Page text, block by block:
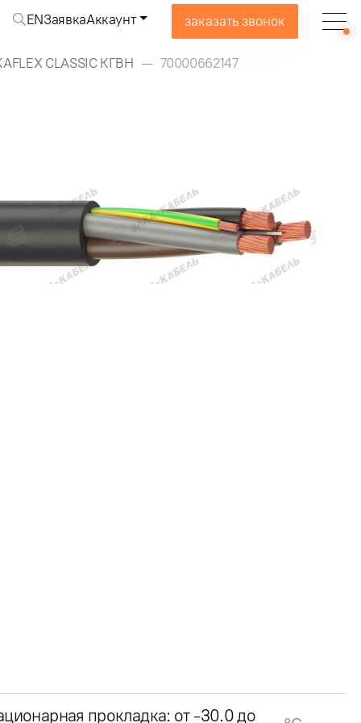
ENЗаявкаАккаунт заказать звонок
CLASSIC КГВН 70000662147
прокладка: от -30.0 до